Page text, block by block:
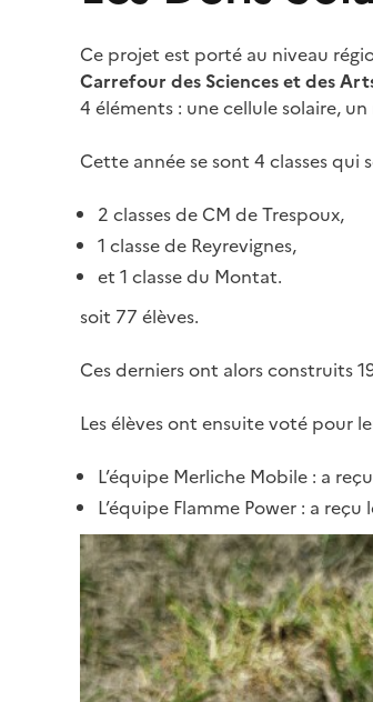
Ce projet est porté au niveau
Carrefour des Sciences et des
4 éléments : une cellule solaire,
Cette année se sont 4 classes qui
2 classes de CM de Trespoux,
1 classe de Reyrevignes,
et 1 classe du Montat.
soit 77 élèves.
Ces derniers ont alors construits
Les élèves ont ensuite voté pour
L’équipe Merliche Mobile : a
L’équipe Flamme Power : a
Image